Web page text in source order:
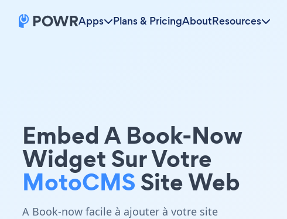
Apps Plans & PricingAboutResources
Embed A Book-Now
Widget Sur Votre
MotoCMSSite Web
A Book-now facile à ajouter à votre site